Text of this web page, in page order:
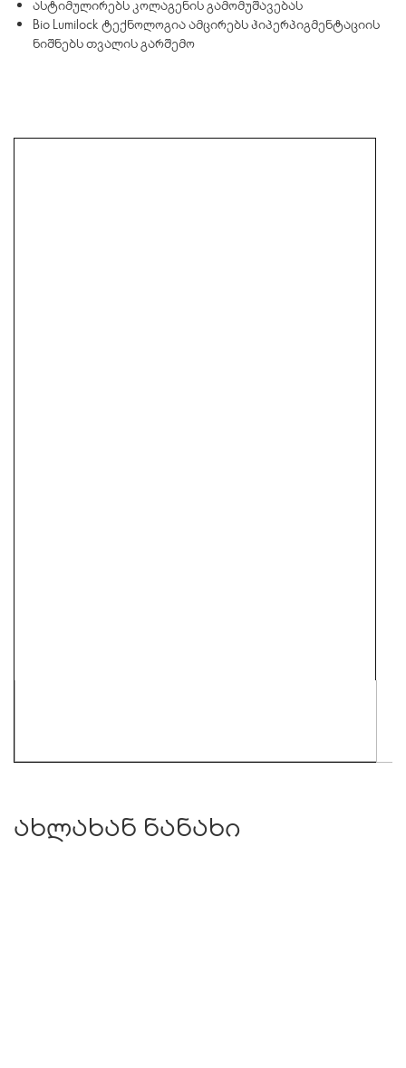
ასტიმულირებს კოლაგენის გამომუშავებას
Bio Lumilock ტექნოლოგია ამცირებს ჰიპერპიგმენტაციის
ნიშნებს თვალის გარშემო
ახლახან ნანახი